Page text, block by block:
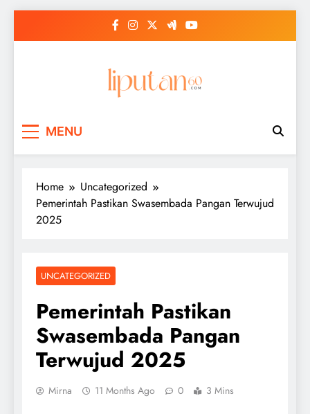
MENU
Home
Uncategorized
Pemerintah Pastikan Swasembada Pangan Terwujud
2025
UNCATEGORIZED
Pemerintah Pastikan
Swasembada Pangan
Terwujud 2025
Mirna 11 Months Ago 0 3 Mins